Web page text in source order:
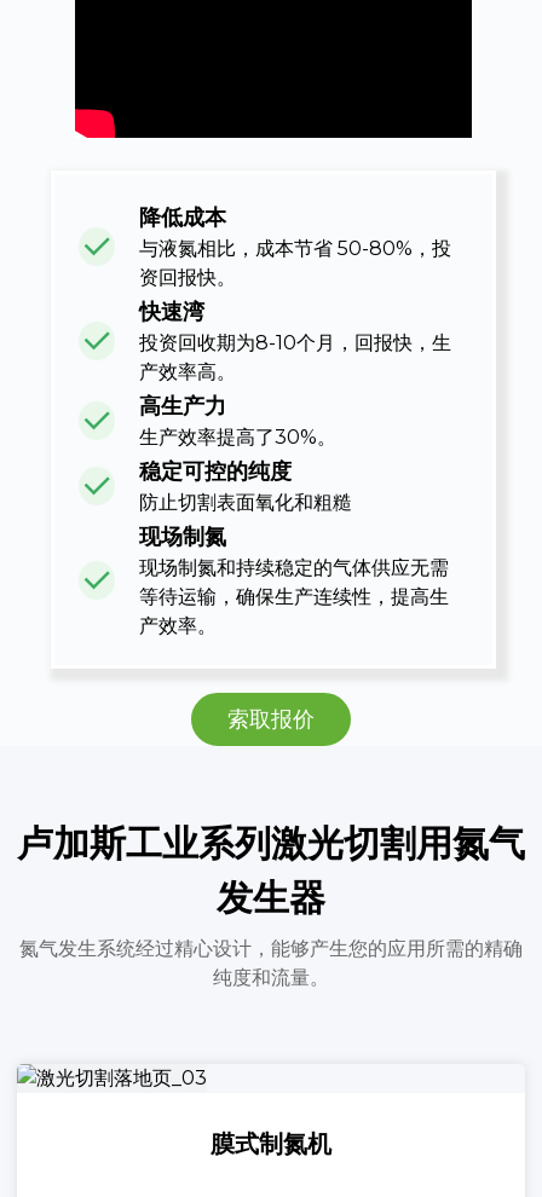
降低成本
与液氮相比，成本节省 50-80%，投
资回报快。
快速湾
投资回收期为8-10个月，回报快，生
产效率高。
高生产力
生产效率提高了30%。
稳定可控的纯度
防止切割表面氧化和粗糙
现场制氮
现场制氮和持续稳定的气体供应无需
等待运输，确保生产连续性，提高生
产效率。
索取报价
卢加斯工业系列激光切割用氮气
发生器
氮气发生系统经过精心设计，能够产生您的应用所需的精确
纯度和流量。
膜式制氮机